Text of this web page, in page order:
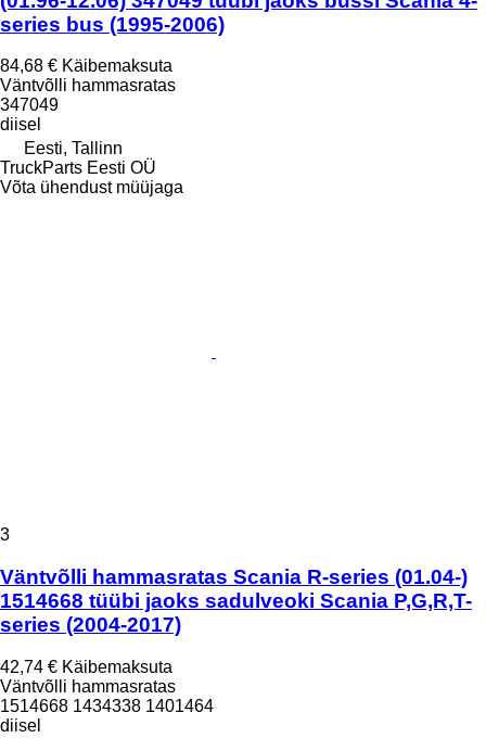
series bus (1995-2006)
84,68 € Käibemaksuta
Väntvõlli hammasratas
347049
diisel
Eesti, Tallinn
TruckParts Eesti OÜ
Võta ühendust müüjaga
3
Väntvõlli hammasratas Scania R-series (01.04-)
1514668 tüübi jaoks sadulveoki Scania P,G,R,T-
series (2004-2017)
42,74 € Käibemaksuta
Väntvõlli hammasratas
1514668 1434338 1401464
diisel